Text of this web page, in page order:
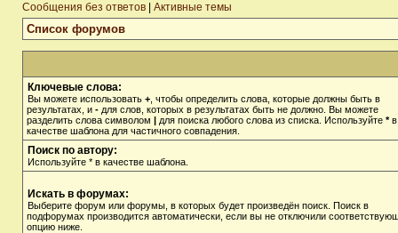
Сообщения без ответов Активные темы
Список форумов
Ключевые слова:
Вы можете использовать + , чтобы определить слова, которые должны быть в
результатах, и - для слов, которых в результатах быть не должно. Вы можете
разделить слова символом | для поиска любого слова из списка. Используйте *в
качестве шаблона для частичного совпадения.
Поиск по автору:
Используйте * в качестве шаблона.
Искать в форумах:
Выберите форум или форумы, в которых будет произведён поиск. Поиск в
подфорумах производится автоматически, если вы не отключили
опцию ниже.